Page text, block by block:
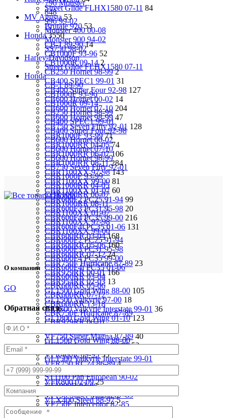
796 Monster
848
996 99-02
Monster 400 00-08
Monster 900 94-02
SS750 98-02
Harley-Davidson
Street Glide FLHX1580 07-11
Honda
CB-1 89-90
CB1000F 93-96
CB1000R 09-14
CB250 Hornet 98-99
CB400 SPEC1 99-01
CB400 Super Four 92-98
CB600 Hornet 00-02
CB600 Hornet 07-10
CB600 Hornet 98-99
CB750 Seven Fifty 92-01
CBR1000F 93-99
CBR1000RR 04-05
CBR1000RR 06-07
CBR1000RR 08-11
CBR1100XX 01-07
CBR1100XX 97-98
CBR1100XX 99-00
CBR600F2 PC25 91-94
CBR600F3 PC31 95-98
CBR600F4 PC35 99-00
CBR600F4i PC35 01-06
CBR600RR 03-04
CBR600RR 05-06
CBR600RR 07-12
CBR600RR 13-18
CBR750F Hurricane 87-89
CBR929RR 00-01
GL1500 Gold Wing 88-00
GL1500 Valkyrie Interstate 99-01
GL1800 Gold Wing 01-10
ST1100 Pan European 90-02
VF1000R 84-86
VF750 Super Magna 87-89
VF750F Interceptor 82-85
VFR400R 89-93
Street Glide FLHX1580 07-11 84
MV Agusta 53
Brutale 920 53
Honda 3550
CB-1 89-90 14
CB1000F 93-96 52
CB1000R 09-14 2
CB250 Hornet 98-99 2
CB400 SPEC1 99-01 31
CB400 Super Four 92-98 127
CB600 Hornet 00-02 14
CB600 Hornet 07-10 204
CB600 Hornet 98-99 47
CB750 Seven Fifty 92-01 128
CBR1000F 93-99 71
CBR1000RR 04-05 74
CBR1000RR 06-07 106
CBR1000RR 08-11 284
CBR1100XX 97-98 143
CBR1100XX 99-00 81
CBR1100XX 01-07 60
CBR600F2 PC25 91-94 99
CBR600F3 PC31 95-98 20
CBR600F4 PC35 99-00 216
CBR600F4i PC35 01-06 131
CBR600RR 03-04 168
CBR600RR 05-06 160
CBR600RR 07-12 24
CBR750F Hurricane 87-89 23
CBR929RR 00-01 166
CBR954RR 02-03 13
GL1500 Gold Wing 88-00 105
GL1500 Valkyrie 97-00 18
GL1500 Valkyrie Interstate 99-01 36
GL1800 Gold Wing 01-10 123
VF750 Super Magna 87-89 40
VF750F Interceptor 82-85 52
VFR400R 89-93 53
VFR750 RC24 86-89 4
VFR750 94-97
VFR800 02-09 25
VLX400 Steed 88-97 5
VRX400 95-96 17
О компании
GO
Обратная связь